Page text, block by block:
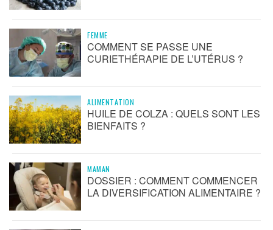
FEMME
COMMENT SE PASSE UNE
CURIETHÉRAPIE DE L’UTÉRUS ?
ALIMENTATION
HUILE DE COLZA : QUELS SONT LES
BIENFAITS ?
MAMAN
DOSSIER : COMMENT COMMENCER
LA DIVERSIFICATION ALIMENTAIRE ?